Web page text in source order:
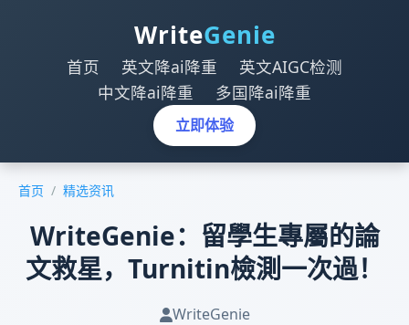
WriteGenie
首页 英文降ai降重
英文AIGC检测
中文降ai降重
多国降ai降重
立即体验
首页 / 精选资讯
WriteGenie：留學生專屬的論
文救星，Turnitin檢測一次過！
WriteGenie